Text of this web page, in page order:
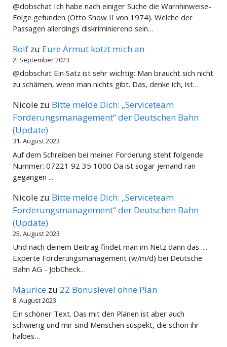
@dobschat Ich habe nach einiger Suche die Warnhinweise-
Folge gefunden (Otto Show II von 1974). Welche der
Passagen allerdings diskriminierend sein…
Rolf zu Eure Armut kotzt mich an
2. September 2023
@dobschat Ein Satz ist sehr wichtig: Man braucht sich nicht
zu schämen, wenn man nichts gibt. Das, denke ich, ist…
Nicole zu Bitte melde Dich: „Serviceteam
Forderungsmanagement“ der Deutschen Bahn
(Update)
31. August 2023
Auf dem Schreiben bei meiner Forderung steht folgende
Nummer: 07221 92 35 1000 Da ist sogar jemand ran
gegangen ...
Nicole zu Bitte melde Dich: „Serviceteam
Forderungsmanagement“ der Deutschen Bahn
(Update)
25. August 2023
Und nach deinem Beitrag findet man im Netz dann das ....
Experte Forderungsmanagement (w/m/d) bei Deutsche
Bahn AG - JobCheck…
Maurice zu 22 Bonuslevel ohne Plan
8. August 2023
Ein schöner Text. Das mit den Plänen ist aber auch
schwierig und mir sind Menschen suspekt, die schon ihr
halbes…